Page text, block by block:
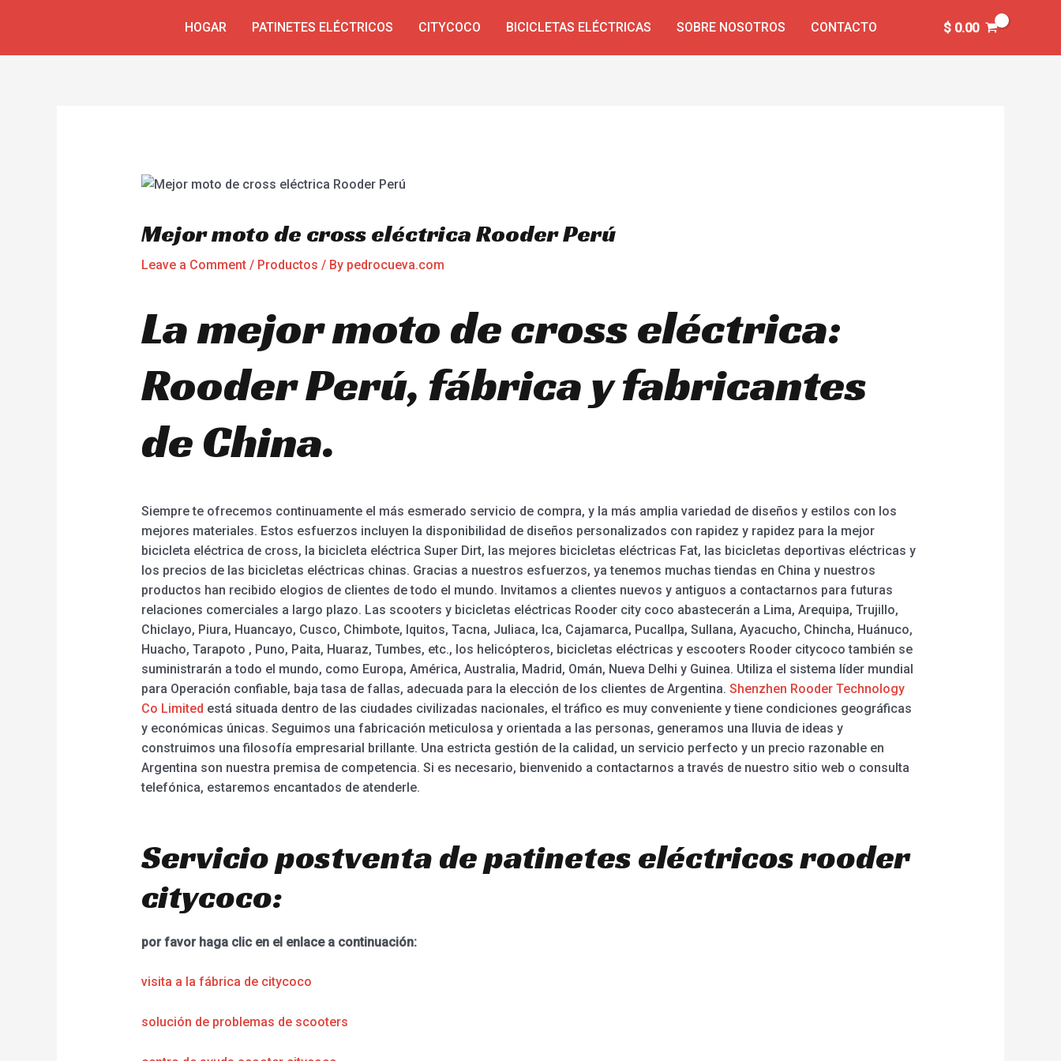
HOGAR PATINETES ELÉCTRICOS CITYCOCO BICICLETAS ELÉCTRICAS SOBRE NOSOTROS CONTACTO $0.00
Mejor moto de cross eléctrica Rooder Perú
Leave a Comment / Productos / By pedrocueva.com
La mejor moto de cross eléctrica:
Rooder Perú, fábrica y fabricantes
de China.
Siempre te ofrecemos continuamente el más esmerado servicio de compra, y la más amplia variedad de diseños y estilos con los
mejores materiales. Estos esfuerzos incluyen la disponibilidad de diseños personalizados con rapidez y rapidez para la mejor
bicicleta eléctrica de cross, la bicicleta eléctrica Super Dirt, las mejores bicicletas eléctricas Fat, las bicicletas deportivas eléctricas y
los precios de las bicicletas eléctricas chinas. Gracias a nuestros esfuerzos, ya tenemos muchas tiendas en China y nuestros
productos han recibido elogios de clientes de todo el mundo. Invitamos a clientes nuevos y antiguos a contactarnos para futuras
relaciones comerciales a largo plazo. Las scooters y bicicletas eléctricas Rooder city coco abastecerán a Lima, Arequipa, Trujillo,
Chiclayo, Piura, Huancayo, Cusco, Chimbote, Iquitos, Tacna, Juliaca, Ica, Cajamarca, Pucallpa, Sullana, Ayacucho, Chincha, Huánuco,
Huacho, Tarapoto , Puno, Paita, Huaraz, Tumbes, etc., los helicópteros, bicicletas eléctricas y escooters Rooder citycoco también se
suministrarán a todo el mundo, como Europa, América, Australia, Madrid, Omán, Nueva Delhi y Guinea. Utiliza el sistema líder mundial
para Operación confiable, baja tasa de fallas, adecuada para la elección de los clientes de Argentina. Shenzhen Rooder Technology
Co Limited está situada dentro de las ciudades civilizadas nacionales, el tráfico es muy conveniente y tiene condiciones geográficas
y económicas únicas. Seguimos una fabricación meticulosa y orientada a las personas, generamos una lluvia de ideas y
construimos una filosofía empresarial brillante. Una estricta gestión de la calidad, un servicio perfecto y un precio razonable en
Argentina son nuestra premisa de competencia. Si es necesario, bienvenido a contactarnos a través de nuestro sitio web o consulta
telefónica, estaremos encantados de atenderle.
Servicio postventa de patinetes eléctricos rooder
citycoco:
por favor haga clic en el enlace a continuación:
visita a la fábrica de citycoco
solución de problemas de scooters